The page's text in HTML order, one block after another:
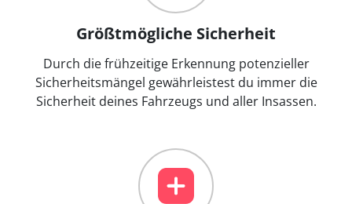
Größtmögliche Sicherheit
Durch die frühzeitige Erkennung potenzieller
Sicherheitsmängel gewährleistest du immer die
Sicherheit deines Fahrzeugs und aller Insassen.